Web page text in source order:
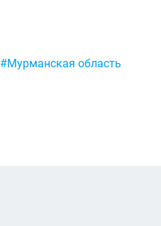
#Мурманская область